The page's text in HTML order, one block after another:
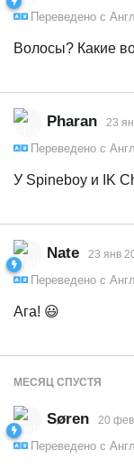
Переведено с
Волосы? Какие
Pharan 23
Переведено с
У Spineboy и IK
Nate 23 янв
Переведено с
Ага! 😃
МЕСЯЦ СПУСТЯ
Søren 20
Переведено с